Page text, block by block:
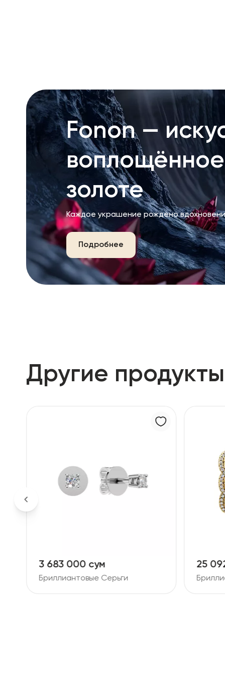
Fonon —
золоте
Каждое украшение рождено
Подробнее
Другие
3 683 000 сум
Бриллиантовые Серьги
25